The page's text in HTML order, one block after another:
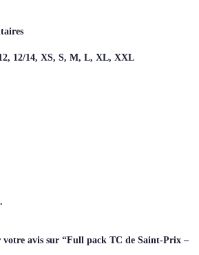
12/14, XS, S, M, L, XL, XXL
votre avis sur “Full pack TC de Saint-Prix –